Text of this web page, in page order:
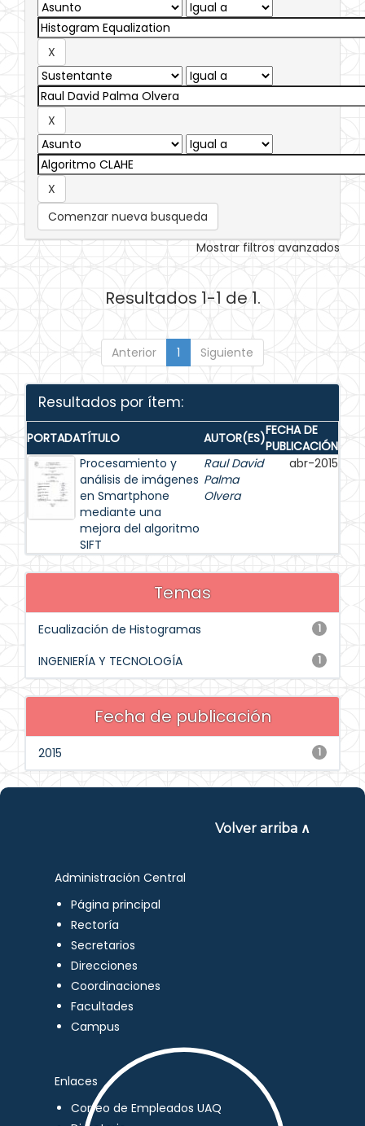
Comenzar nueva busqueda
Mostrar filtros avanzados
Resultados 1-1 de 1.
Anterior 1 Siguiente
Resultados por ítem:
PORTADATÍTULO AUTOR(ES)FECHA DE
PUBLICACIÓN
Procesamiento y
análisis de imágenes
en Smartphone
mediante una
mejora del algoritmo
SIFT
Raul David
Palma
Olvera
abr-2015
Temas
1
Ecualización de Histogramas
1
INGENIERÍA Y TECNOLOGÍA
Fecha de publicación
1
2015
Volver arriba ∧
Administración Central
Página principal
Rectoría
Secretarios
Direcciones
Coordinaciones
Facultades
Campus
Enlaces
Correo de Empleados UAQ